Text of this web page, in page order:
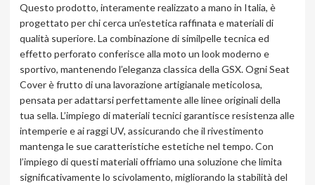
Questo prodotto, interamente realizzato a mano in Italia, è
progettato per chi cerca un’estetica raffinata e materiali di
qualità superiore. La combinazione di similpelle tecnica ed
effetto perforato conferisce alla moto un look moderno e
sportivo, mantenendo l’eleganza classica della GSX. Ogni Seat
Cover è frutto di una lavorazione artigianale meticolosa,
pensata per adattarsi perfettamente alle linee originali della
tua sella. L’impiego di materiali tecnici garantisce resistenza alle
intemperie e ai raggi UV, assicurando che il rivestimento
mantenga le sue caratteristiche estetiche nel tempo. Con
l’impiego di questi materiali offriamo una soluzione che limita
significativamente lo scivolamento, migliorando la stabilità del